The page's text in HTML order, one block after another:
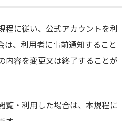
に従い、公式アカウントを利
は、利用者に事前通知すること
内容を変更又は終了することが
・利用した場合は、本規程に